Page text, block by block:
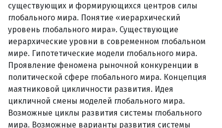
существующих и формирующихся центров силы
глобального мира. Понятие «иерархический
уровень глобального мира». Существующие
иерархические уровни в современном глобальном
мире. Гипотетические модели глобального мира.
Проявление феномена рыночной конкуренции в
политической сфере глобального мира. Концепция
маятниковой цикличности развития. Идея
цикличной смены моделей глобального мира.
Возможные циклы развития системы глобального
мира. Возможные варианты развития системы